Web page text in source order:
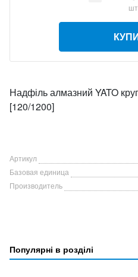
шт
Надфіль алмазний YATO
[120/1200]
Артикул
Базовая единица
Производитель
Популярні в розділі